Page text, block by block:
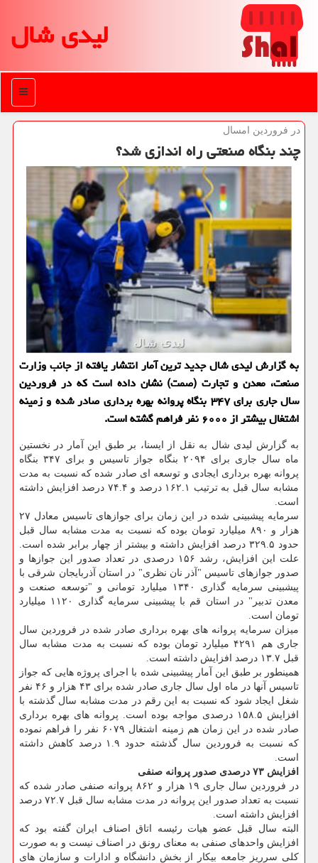
لیدی شال
منو
در فروردین امسال
چند بنگاه صنعتی راه اندازی شد؟
به گزارش لیدی شال جدید ترین آمار انتشار یافته از جانب وزارت
صنعت، معدن و تجارت (صمت) نشان داده است که در فروردین
سال جاری برای ۳۴۷ بنگاه پروانه بهره برداری صادر شده و زمینه
اشتغال بیشتر از ۶۰۰۰ نفر فراهم گشته است.
به گزارش لیدی شال به نقل از ایسنا، بر طبق این آمار در نخستین
ماه سال جاری برای ۲۰۹۴ بنگاه جواز تاسیس و برای ۳۴۷ بنگاه
پروانه بهره برداری ایجادی و توسعه ای صادر شده که نسبت به مدت
مشابه سال قبل به ترتیب ۱۶۲.۱ درصد و ۷۴.۴ درصد افزایش داشته
است.
سرمایه پیشبینی شده در این زمان برای جوازهای تاسیس معادل ۲۷
هزار و ۸۹۰ میلیارد تومان بوده که نسبت به مدت مشابه سال قبل
حدود ۳۲۹.۵ درصد افزایش داشته و بیشتر از چهار برابر شده است.
علت این افزایش، رشد ۱۵۶ درصدی در تعداد صدور این جوازها و
صدور جوازهای تاسیس "آذر نان نظری" در استان آذربایجان شرقی با
پیشبینی سرمایه گذاری ۱۳۴۰ میلیارد تومانی و "توسعه صنعت و
معدن تدبیر" در استان قم با پیشبینی سرمایه گذاری ۱۱۲۰ میلیارد
تومان است.
میزان سرمایه پروانه های بهره برداری صادر شده در فروردین سال
جاری هم ۴۲۹۱ میلیارد تومان بوده که نسبت به مدت مشابه سال
قبل ۱۳.۷ درصد افزایش داشته است.
همینطور بر طبق این آمار پیشبینی شده با اجرای پروژه هایی که جواز
تاسیس آنها در ماه اول سال جاری صادر شده برای ۴۳ هزار و ۴۶ نفر
شغل ایجاد شود که نسبت به این رقم در مدت مشابه سال گذشته با
افزایش ۱۵۸.۵ درصدی مواجه بوده است. پروانه های بهره برداری
صادر شده در این زمان هم زمینه اشتغال ۶۰۷۹ نفر را فراهم نموده
که نسبت به فروردین سال گذشته حدود ۱.۹ درصد کاهش داشته
است.
افزایش ۷۳ درصدی صدور پروانه صنفی
در فروردین سال جاری ۱۹ هزار و ۸۶۲ پروانه صنفی صادر شده که
نسبت به تعداد صدور این پروانه در مدت مشابه سال قبل ۷۲.۷ درصد
افزایش داشته است.
البته سال قبل عضو هیات رئیسه اتاق اصناف ایران گفته بود که
افزایش واحدهای صنفی به معنای رونق در اصناف نیست و به صورت
کلی سرریز جامعه بیکار از بخش دانشگاه و ادارات و سازمان های